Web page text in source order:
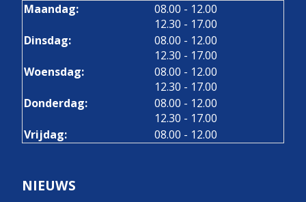
Maandag: 08.00 tot
- 12.00
12.30 tot
- 17.00
Dinsdag:
08.00 tot
- 12.00
12.30 tot
- 17.00
Woensdag:
08.00 tot
- 12.00
12.30 tot
- 17.00
Donderdag:
08.00 tot
- 12.00
12.30 tot
- 17.00
Vrijdag:
08.00 - 12.00
NIEUWS